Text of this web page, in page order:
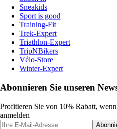
Sneakids
Sport is good
Training-Fit
Trek-Expert
Triathlon-Expert
TripNBikers
Vélo-Store
Winter-Expert
Abonnieren Sie unseren
Profitieren Sie von 10% Rabatt,
anmelden